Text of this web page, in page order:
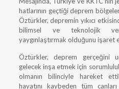
hatlarının geçtiği deprem
Öztürkler, depremin yıkıcı
bilimsel ve teknolojik
yaygınlaştırmak olduğunu işaret
Öztürkler, deprem gerçeğini
gelecek inşa etmek için
olmanın bilinciyle hareket
hayatını kaybeden tüm